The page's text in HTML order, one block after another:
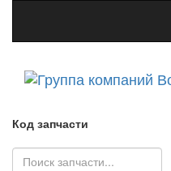
Код запчасти